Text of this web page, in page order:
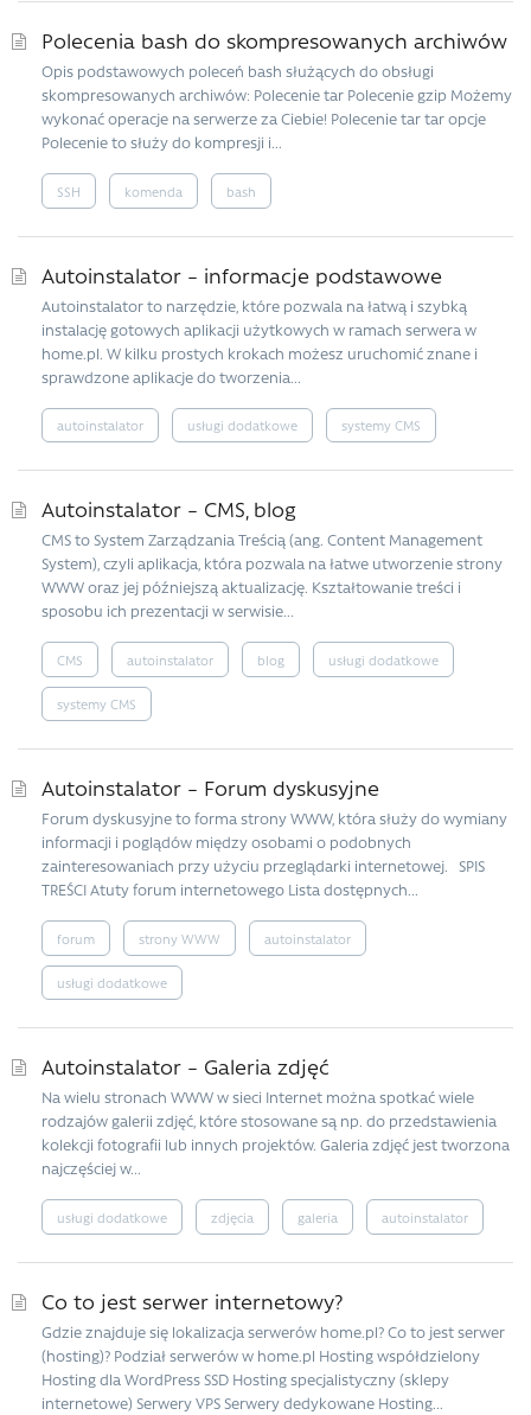
Polecenia bash do skompresowanych archiwów
Opis podstawowych poleceń bash służących do obsługi
skompresowanych archiwów: Polecenie tar Polecenie gzip Możemy
wykonać operacje na serwerze za Ciebie! Polecenie tar tar opcje
Polecenie to służy do kompresji i...
SSH komenda bash
Autoinstalator – informacje podstawowe
Autoinstalator to narzędzie, które pozwala na łatwą i szybką
instalację gotowych aplikacji użytkowych w ramach serwera w
home.pl. W kilku prostych krokach możesz uruchomić znane i
sprawdzone aplikacje do tworzenia...
autoinstalator usługi dodatkowe systemy CMS
Autoinstalator – CMS, blog
CMS to System Zarządzania Treścią (ang. Content Management
System), czyli aplikacja, która pozwala na łatwe utworzenie strony
WWW oraz jej późniejszą aktualizację. Kształtowanie treści i
sposobu ich prezentacji w serwisie...
CMS autoinstalator blog usługi dodatkowe
systemy CMS
Autoinstalator – Forum dyskusyjne
Forum dyskusyjne to forma strony WWW, która służy do wymiany
informacji i poglądów między osobami o podobnych
zainteresowaniach przy użyciu przeglądarki internetowej. SPIS
TREŚCI Atuty forum internetowego Lista dostępnych...
forum strony WWW autoinstalator
usługi dodatkowe
Autoinstalator – Galeria zdjęć
Na wielu stronach WWW w sieci Internet można spotkać wiele
rodzajów galerii zdjęć, które stosowane są np. do przedstawienia
kolekcji fotografii lub innych projektów. Galeria zdjęć jest tworzona
najczęściej w...
usługi dodatkowe zdjęcia galeria autoinstalator
Co to jest serwer internetowy?
Gdzie znajduje się lokalizacja serwerów home.pl? Co to jest serwer
(hosting)? Podział serwerów w home.pl Hosting współdzielony
Hosting dla WordPress SSD Hosting specjalistyczny (sklepy
internetowe) Serwery VPS Serwery dedykowane Hosting...